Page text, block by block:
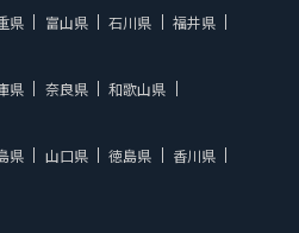
県 富山県 石川県
福井県
県 奈良県
和歌山県
県 山口県 徳島県
香川県